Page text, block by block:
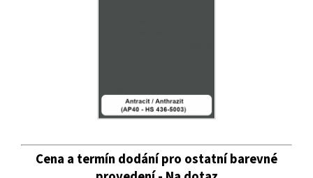
Cena a termín dodání pro ostatní barevné